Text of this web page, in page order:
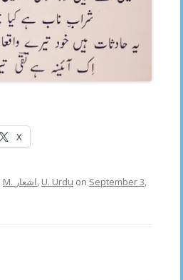
X
M. اشعار U. Urdu on September 3,